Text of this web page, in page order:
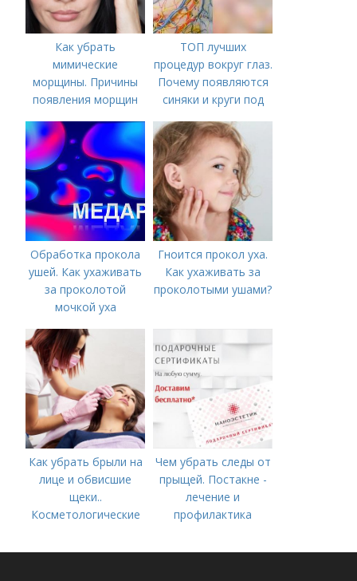
Как убрать
мимические
морщины. Причины
появления морщин
ТОП лучших
процедур вокруг глаз.
Почему появляются
синяки и круги под
Обработка прокола
ушей. Как ухаживать
за проколотой
мочкой уха
Гноится прокол уха.
Как ухаживать за
проколотыми ушами?
Как убрать брыли на
лице и обвисшие
щеки..
Косметологические
Чем убрать следы от
прыщей. Постакне -
лечение и
профилактика